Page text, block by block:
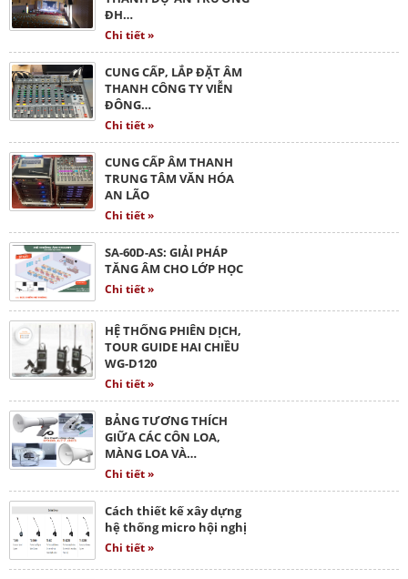
ĐH…
Chi tiết »
CUNG CẤP, LẮP ĐẶT ÂM
THANH CÔNG TY VIỄN
ĐÔNG…
Chi tiết »
CUNG CẤP ÂM THANH
TRUNG TÂM VĂN HÓA
AN LÃO
Chi tiết »
SA-60D-AS: GIẢI PHÁP
TĂNG ÂM CHO LỚP HỌC
Chi tiết »
HỆ THỐNG PHIÊN DỊCH,
TOUR GUIDE HAI CHIỀU
WG-D120
Chi tiết »
BẢNG TƯƠNG THÍCH
GIỮA CÁC CÔN LOA,
MÀNG LOA VÀ…
Chi tiết »
Cách thiết kế xây dựng
hệ thống micro hội nghị
Chi tiết »